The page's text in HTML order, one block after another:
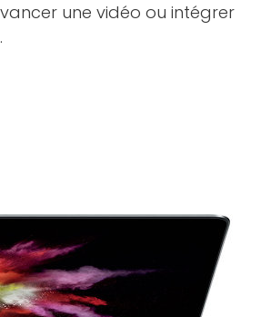
une vidéo ou intégrer